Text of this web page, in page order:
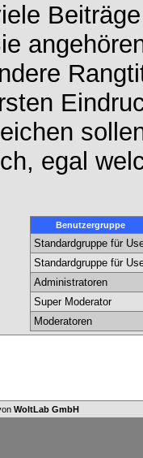
egal
Benutzergruppe
Standardgruppe für
Standardgruppe für
Administratoren
Super Moderator
Moderatoren
WoltLab GmbH